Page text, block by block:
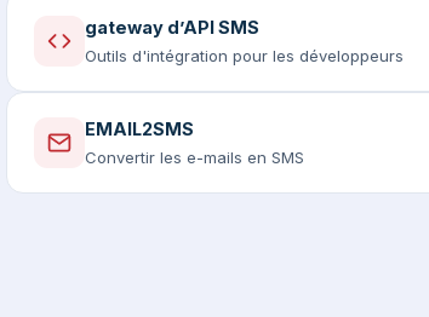
gateway d’API SMS
Outils d'intégration pour les développeurs
EMAIL2SMS
Convertir les e-mails en SMS